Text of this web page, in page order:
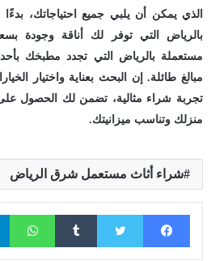
الذي يمكن أن يلبي جميع احتياجاتك،
بالرياض التي توفر لك أناقة وجودة
مستعملة بالرياض التي تجدد مطبخك
مبالغ طائلة. إن البحث بعناية واختيار
تجربة شراء مثالية، تضمن لك الحصول
منزلك وتناسب ميزانيتك.
شراء أثاث مستعمل شرق الرياض
فيسبوك تويتر